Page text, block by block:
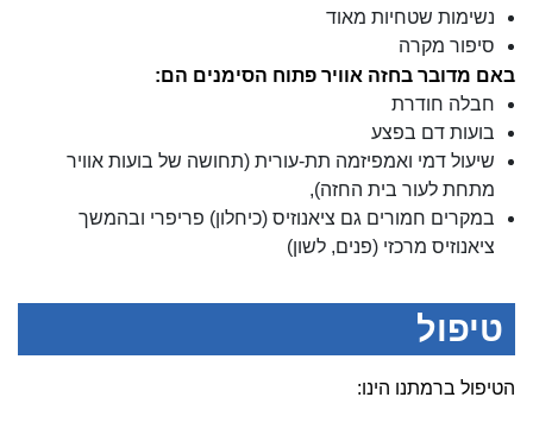
נשימות שטחיות מאוד
סיפור מקרה
באם מדובר בחזה אוויר פתוח הסימנים הם:
חבלה חודרת
בועות דם בפצע
שיעול דמי ואמפיזמה תת-עורית (תחושה של בועות אוויר
מתחת לעור בית החזה),
במקרים חמורים גם ציאנוזיס (כיחלון) פריפרי ובהמשך
ציאנוזיס מרכזי (פנים, לשון)
טיפול
הטיפול ברמתנו הינו: